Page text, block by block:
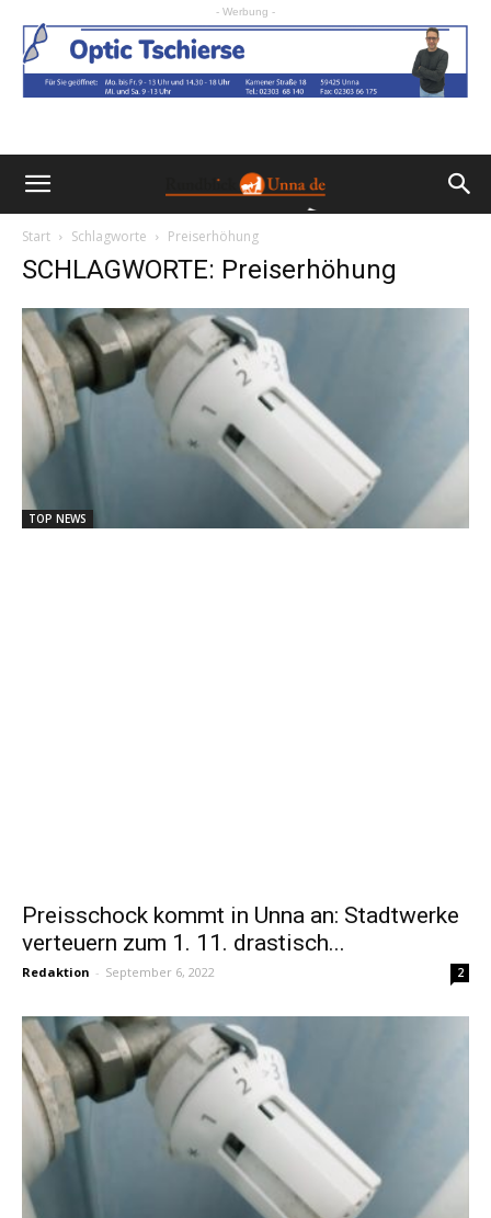
- Werbung -
Start Schlagworte Preiserhöhung
SCHLAGWORTE: Preiserhöhung
TOP NEWS
Preisschock kommt in Unna an: Stadtwerke
verteuern zum 1. 11. drastisch...
Redaktion - September 6, 2022 2